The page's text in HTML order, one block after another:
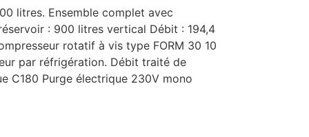
litres. Ensemble complet avec
: 900 litres vertical Débit : 194,4
rotatif à vis type FORM 30 10
par réfrigération. Débit traité de
C180 Purge électrique 230V mono